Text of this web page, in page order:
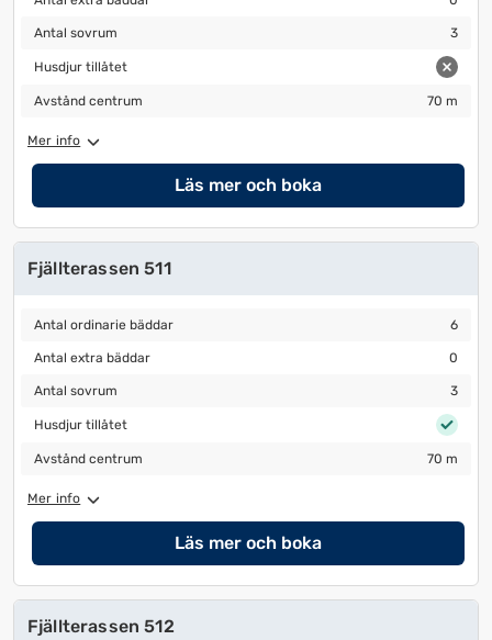
Antal sovrum
Antal sovrum 3
Husdjur tillåtet
Husdjur tillåtet
Avstånd centrum
Avstånd centrum 70 m
Mer info
Läs mer och boka
Fjällterassen 511
Antal ordinarie bäddar
Antal ordinarie bäddar 6
Antal extra bäddar
Antal extra bäddar 0
Antal sovrum
Antal sovrum 3
Husdjur tillåtet
Husdjur tillåtet
Avstånd centrum
Avstånd centrum 70 m
Mer info
Läs mer och boka
Fjällterassen 512